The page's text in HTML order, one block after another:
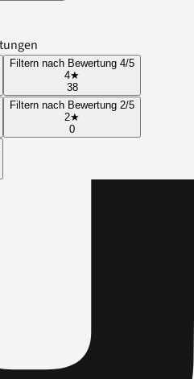
Filtern nach Bewertung 4/5
4★
38
Filtern nach Bewertung 2/5
2★
0